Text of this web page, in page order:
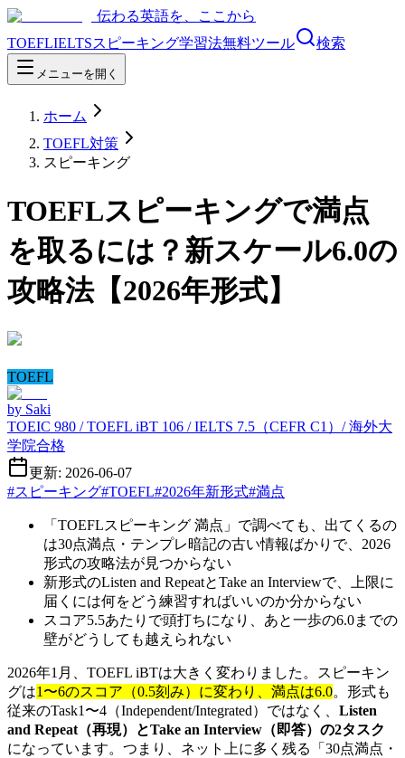
伝わる英語を、ここから
TOEFLIELTSスピーキング学習法無料ツール 検索
メニューを開く
ホーム
TOEFL対策
スピーキング
TOEFLスピーキングで満点
を取るには？新スケール6.0の
攻略法【2026年形式】
TOEFL
by Saki
TOEIC 980 / TOEFL iBT 106 / IELTS 7.5（CEFR C1）/ 海外大
学院合格
更新: 2026-06-07
#スピーキング#TOEFL#2026年新形式#満点
「TOEFLスピーキング 満点」で調べても、出てくるの
は30点満点・テンプレ暗記の古い情報ばかりで、2026
形式の攻略法が見つからない
新形式のListen and RepeatとTake an Interviewで、上限に
届くには何をどう練習すればいいのか分からない
スコア5.5あたりで頭打ちになり、あと一歩の6.0までの
壁がどうしても越えられない
2026年1月、TOEFL iBTは大きく変わりました。スピーキン
グは1〜6のスコア（0.5刻み）に変わり、満点は6.0。形式も
従来のTask1〜4（Independent/Integrated）ではなく、 Listen
and Repeat（再現）とTake an Interview（即答）の2タスク
になっています。つまり、ネット上に多く残る「30点満点・